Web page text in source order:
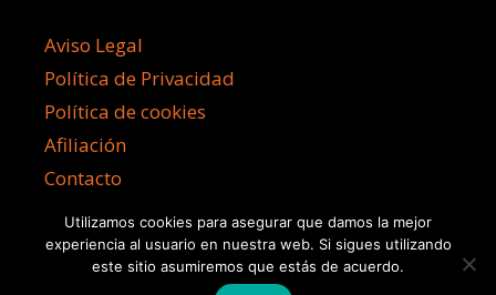
Aviso Legal
Política de Privacidad
Política de cookies
Afiliación
Contacto
Utilizamos cookies para asegurar que damos la mejor
experiencia al usuario en nuestra web. Si sigues utilizando
este sitio asumiremos que estás de acuerdo.